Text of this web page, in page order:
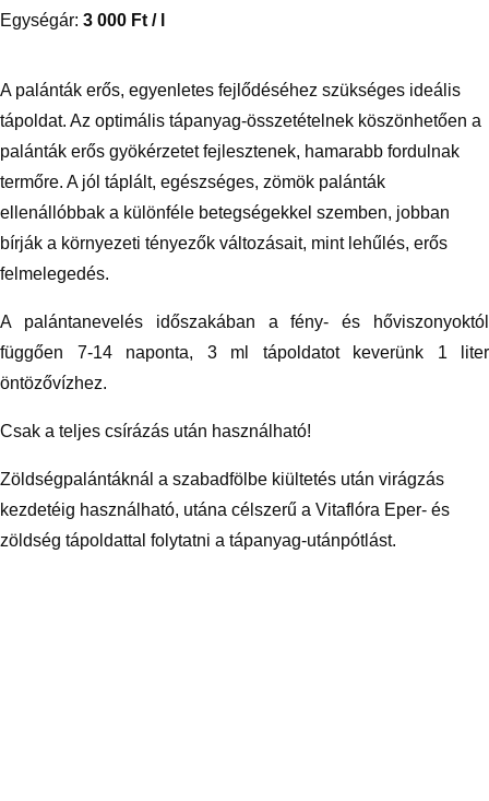
Egységár: 3 000 Ft / l
A palánták erős, egyenletes fejlődéséhez szükséges ideális
tápoldat. Az optimális tápanyag-összetételnek köszönhetően a
palánták erős gyökérzetet fejlesztenek, hamarabb fordulnak
termőre. A jól táplált, egészséges, zömök palánták
ellenállóbbak a különféle betegségekkel szemben, jobban
bírják a környezeti tényezők változásait, mint lehűlés, erős
felmelegedés.
A palántanevelés időszakában a fény- és hőviszonyoktól
függően 7-14 naponta, 3 ml tápoldatot keverünk 1 liter
öntözővízhez.
Csak a teljes csírázás után használható!
Zöldségpalántáknál a szabadfölbe kiültetés után virágzás
kezdetéig használható, utána célszerű a Vitaflóra Eper- és
zöldség tápoldattal folytatni a tápanyag-utánpótlást.